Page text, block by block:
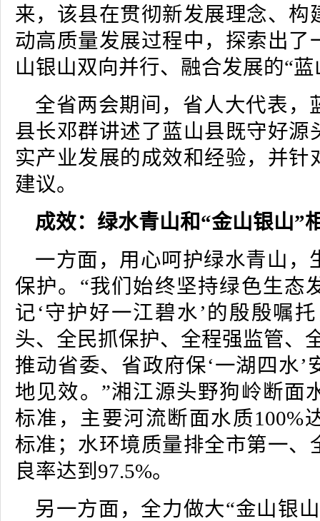
来，该县在贯彻新发展理念、构
动高质量发展过程中，探索出了
山银山双向并行、融合发展的“蓝
全省两会期间，省人大代表，
县长邓群讲述了蓝山县既守好源
实产业发展的成效和经验，并针
建议。
成效：绿水青山和“金山银山”
一方面，用心呵护绿水青山，
保护。“我们始终坚持绿色生态
记‘守护好一江碧水’的殷殷嘱
头、全民抓保护、全程强监管、
推动省委、省政府保‘一湖四水’
地见效。”湘江源头野狗岭断
标准，主要河流断面水质
标准；水环境质量排全市第一、
良率达到97.5%。
另一方面，全力做大“金山银